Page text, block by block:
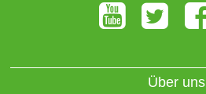
Über uns